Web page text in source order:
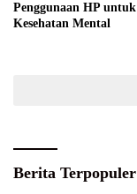
Penggunaan HP untuk
Kesehatan Mental
Berita Terpopuler